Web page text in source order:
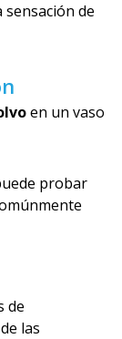
de
en un vaso
probar
de
las